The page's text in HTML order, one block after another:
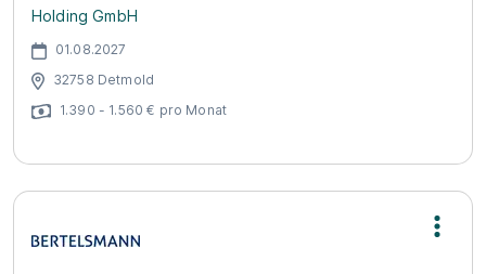
Holding GmbH
01.08.2027
32758 Detmold
1.390 - 1.560 € pro Monat